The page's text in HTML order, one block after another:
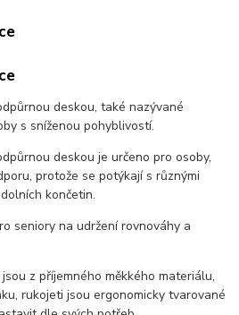
deskou, také nazývané
s sníženou pohyblivostí.
deskou je určeno pro osoby,
protože se potýkají s různými
končetin.
seniory na udržení rovnováhy a
z příjemného měkkého materiálu,
rukojeti jsou ergonomicky tvarované